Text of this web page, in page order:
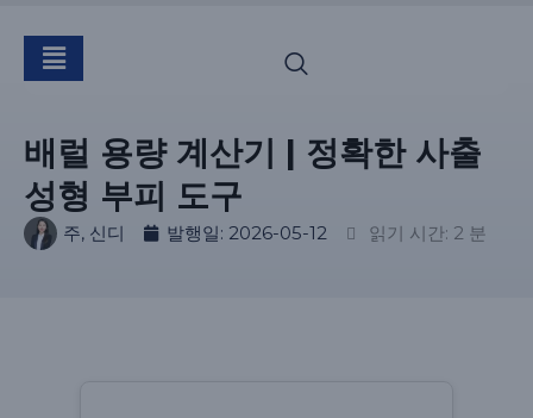
배럴 용량 계산기 | 정확한 사출
성형 부피 도구
주, 신디 발행일: 2026-05-12 읽기 시간: 2 분